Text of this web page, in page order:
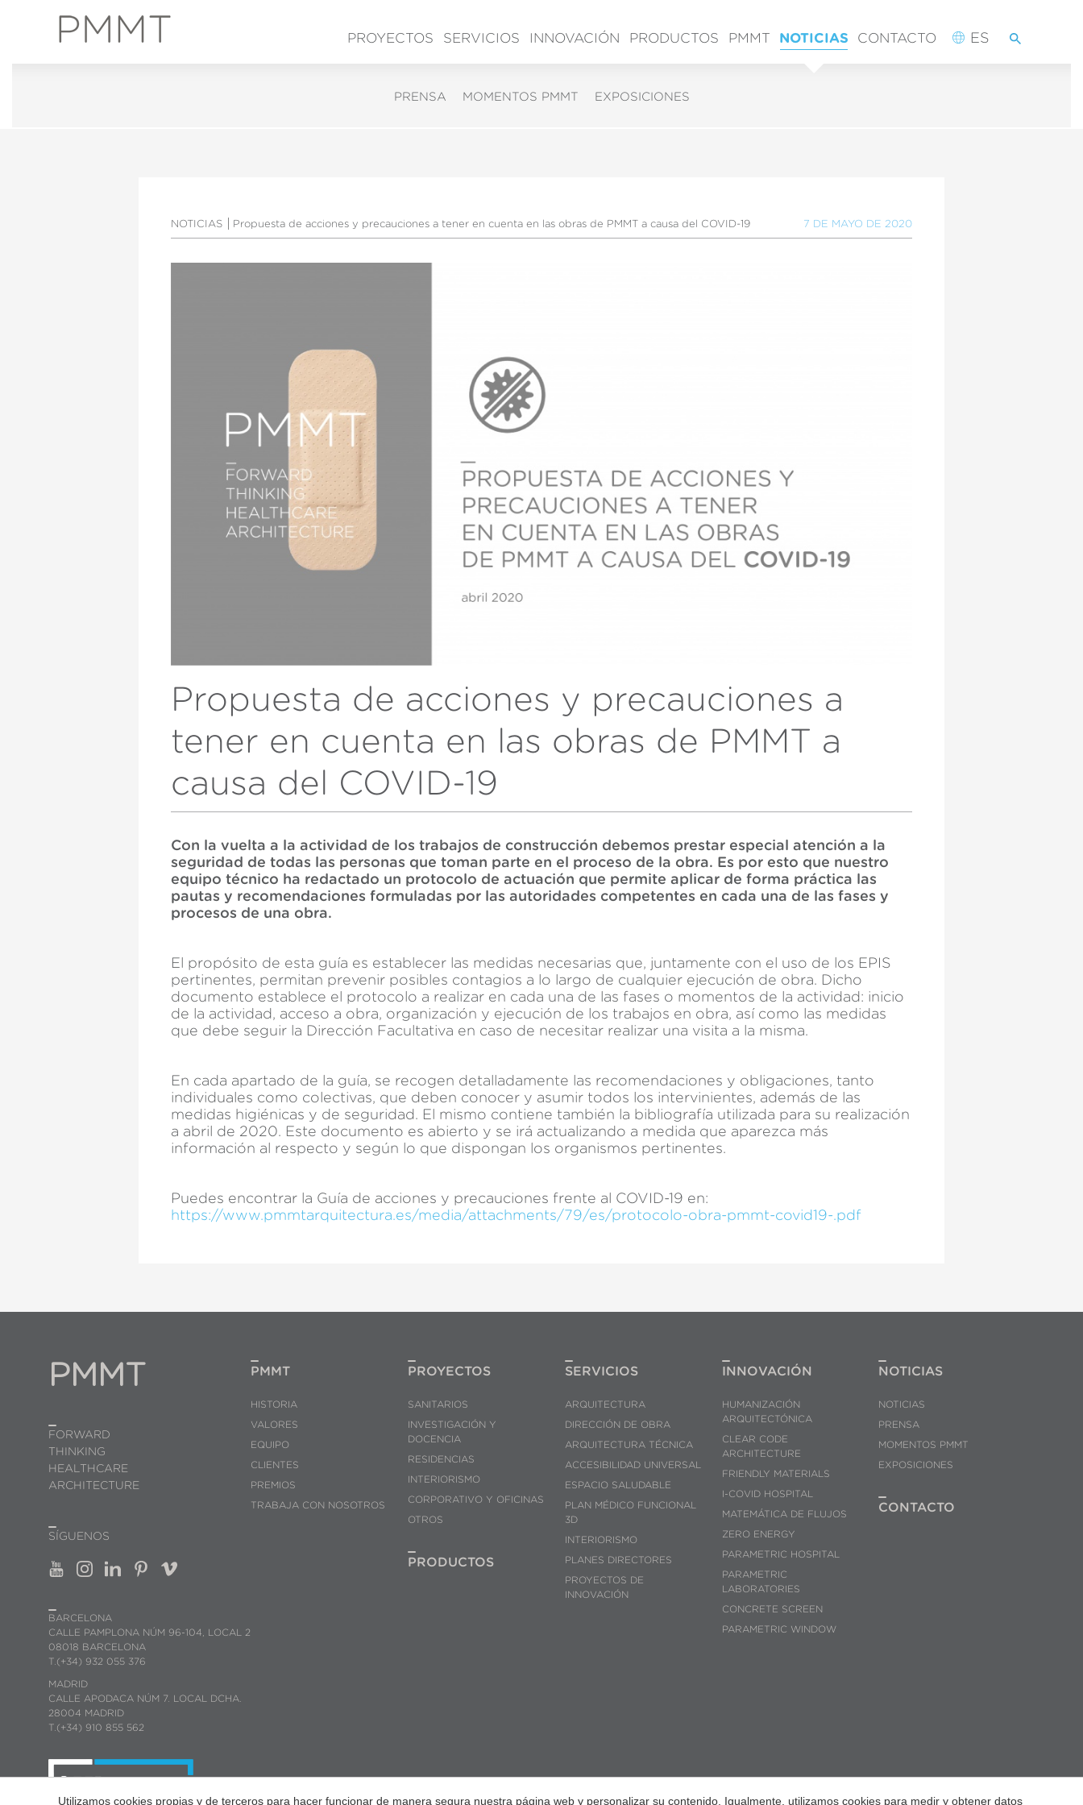
PROYECTOS SERVICIOS INNOVACIÓN PRODUCTOS PMMT NOTICIAS CONTACTO ES
BUSCADOR
PRENSA MOMENTOS PMMT EXPOSICIONES
NOTICIAS Propuesta de acciones y precauciones a tener en cuenta en las obras de PMMT a causa del COVID-19 7 DE MAYO DE 2020
Propuesta de acciones y precauciones a
tener en cuenta en las obras de PMMT a
causa del COVID-19
Con la vuelta a la actividad de los trabajos de construcción debemos prestar especial atención a la
seguridad de todas las personas que toman parte en el proceso de la obra. Es por esto que nuestro
equipo técnico ha redactado un protocolo de actuación que permite aplicar de forma práctica las
pautas y recomendaciones formuladas por las autoridades competentes en cada una de las fases y
procesos de una obra.
El propósito de esta guía es establecer las medidas necesarias que, juntamente con el uso de los EPIS
pertinentes, permitan prevenir posibles contagios a lo largo de cualquier ejecución de obra. Dicho
documento establece el protocolo a realizar en cada una de las fases o momentos de la actividad: inicio
de la actividad, acceso a obra, organización y ejecución de los trabajos en obra, así como las medidas
que debe seguir la Dirección Facultativa en caso de necesitar realizar una visita a la misma.
En cada apartado de la guía, se recogen detalladamente las recomendaciones y obligaciones, tanto
individuales como colectivas, que deben conocer y asumir todos los intervinientes, además de las
medidas higiénicas y de seguridad. El mismo contiene también la bibliografía utilizada para su realización
a abril de 2020. Este documento es abierto y se irá actualizando a medida que aparezca más
información al respecto y según lo que dispongan los organismos pertinentes.
Puedes encontrar la Guía de acciones y precauciones frente al COVID-19 en:
https://www.pmmtarquitectura.es/media/attachments/79/es/protocolo-obra-pmmt-covid19-.pdf
PMMT
FORWARD
THINKING
HEALTHCARE
ARCHITECTURE
SÍGUENOS
BARCELONA
CALLE PAMPLONA NÚM 96-104, LOCAL 2
08018 BARCELONA
T.(+34) 932 055 376
MADRID
CALLE APODACA NÚM 7. LOCAL DCHA.
28004 MADRID
T.(+34) 910 855 562
PMMT
HISTORIA
VALORES
EQUIPO
CLIENTES
PREMIOS
TRABAJA CON NOSOTROS
PROYECTOS
SANITARIOS
INVESTIGACIÓN Y
DOCENCIA
RESIDENCIAS
INTERIORISMO
CORPORATIVO Y OFICINAS
OTROS
PRODUCTOS
SERVICIOS
ARQUITECTURA
DIRECCIÓN DE OBRA
ARQUITECTURA TÉCNICA
ACCESIBILIDAD UNIVERSAL
ESPACIO SALUDABLE
PLAN MÉDICO FUNCIONAL
3D
INTERIORISMO
PLANES DIRECTORES
PROYECTOS DE
INNOVACIÓN
INNOVACIÓN
HUMANIZACIÓN
ARQUITECTÓNICA
CLEAR CODE
ARCHITECTURE
FRIENDLY MATERIALS
I-COVID HOSPITAL
MATEMÁTICA DE FLUJOS
ZERO ENERGY
PARAMETRIC HOSPITAL
PARAMETRIC
LABORATORIES
CONCRETE SCREEN
PARAMETRIC WINDOW
NOTICIAS
NOTICIAS
PRENSA
MOMENTOS PMMT
EXPOSICIONES
CONTACTO
Utilizamos cookies propias y de terceros para hacer funcionar de manera segura nuestra página web y personalizar su contenido. Igualmente, utilizamos cookies para medir y obtener datos
Técnicas y funcionales
Este sitio web utiliza Cookies propias para recopilar información con la finalidad de
mejorar nuestros servicios. Si continua navegando, supone la aceptación de la
instalación de las mismas. El usuario tiene la posibilidad de configurar su navegador
pudiendo, si así lo desea, impedir que sean instaladas en su disco duro, aunque
deberá tener en cuenta que dicha acción podrá ocasionar dificultades de navegación
de la página web.
Analíticas y personalización
Permiten realizar el seguimiento y análisis del comportamiento de los usuarios de este
sitio web. La información recogida mediante este tipo de cookies se utiliza en la
medición de la actividad de la web para la elaboración de perfiles de navegación de
los usuarios con el fin de introducir mejoras en función del análisis de los datos de uso
que hacen los usuarios del servicio. Permiten guardar la información de preferencia
experiencia a través de productos recomendados.
Estas cookies son utilizadas para almacenar información sobre las preferencias y
hábitos de navegación. Gracias a ellas, podemos conocer los hábitos de navegación
en el sitio web y mostrar publicidad relacionada con el perfil de navegación del
Guardar configuración Aceptar todas